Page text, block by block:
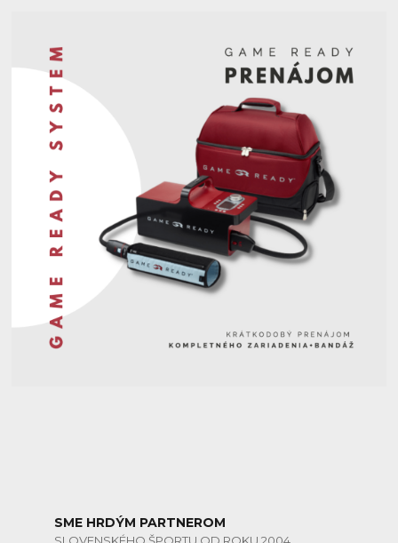
SME HRDÝM PARTNEROM